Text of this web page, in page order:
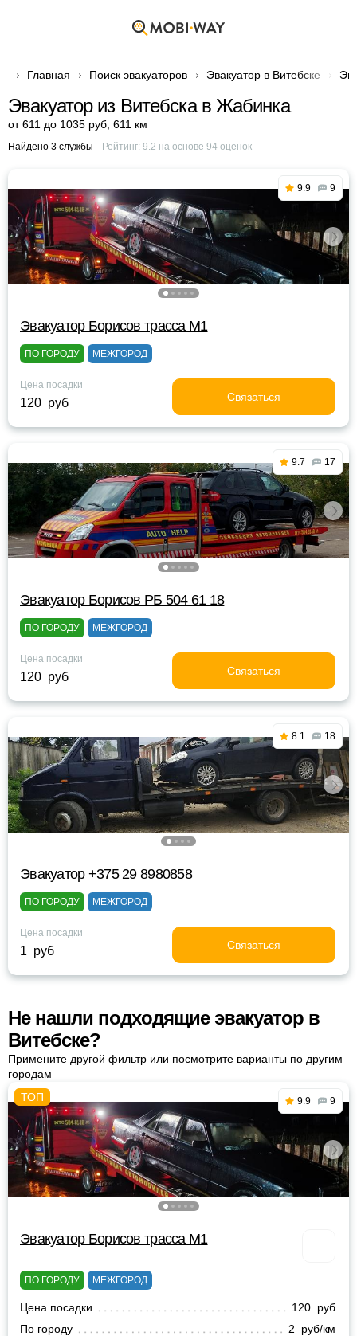
Главная Поиск эвакуаторов Эвакуатор в Витебске
Эвакуатор из Витебска в Жабинка
от 611 до 1035 руб 611 км
Найдено 3 службы Рейтинг: 9.2 на основе 94оценок
9.9 9
Эвакуатор Борисов трасса М1
ПО ГОРОДУ МЕЖГОРОД
Цена посадки
120 руб Связаться
9.7 17
Эвакуатор Борисов РБ 504 61 18
ПО ГОРОДУ МЕЖГОРОД
Цена посадки
120 руб Связаться
8.1 18
Эвакуатор +375 29 8980858
ПО ГОРОДУ МЕЖГОРОД
Цена посадки
1 руб Связаться
Не нашли подходящие эвакуатор в
Витебске?
Примените другой фильтр или посмотрите варианты по другим
городам
9.9 9
Эвакуатор Борисов трасса М1
ПО ГОРОДУ МЕЖГОРОД
Цена посадки
120 руб
По городу
2 руб/км